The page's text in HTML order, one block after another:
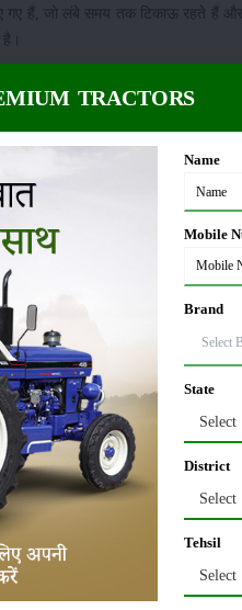
गए हैं, जो लंबे समय तक टिकाऊ रहते
हो जाता है। खासकर छोटे खेतों और तंग
तकनीक के कारण ट्रैक्टर की पकड़
हैं, लेकिन 4WD सिस्टम इस समस्या
किलोग्राम है, जो इसे भारी कृषि
हैं।
में मदद करती है। इससे खेत में काम करने
बेहतर संतुलन और पकड़ प्रदान करते
एर्गोनोमिक डिज़ाइन ऑपरेटर को
TRACTORS
Name
Mobile
Brand
State
Select
District
Select
Tehsil
Select